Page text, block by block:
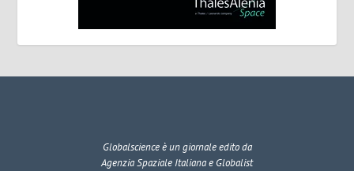
Globalscienceè un giornale edito da
Agenzia Spaziale Italiana e Globalist